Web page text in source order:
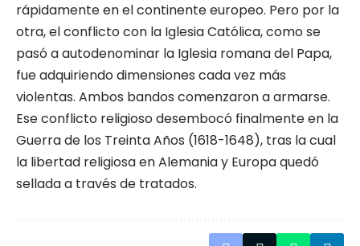
rápidamente en el continente europeo. Pero por la
otra, el conflicto con la Iglesia Católica, como se
pasó a autodenominar la Iglesia romana del Papa,
fue adquiriendo dimensiones cada vez más
violentas. Ambos bandos comenzaron a armarse.
Ese conflicto religioso desembocó finalmente en la
Guerra de los Treinta Años (1618-1648), tras la cual
la libertad religiosa en Alemania y Europa quedó
sellada a través de tratados.